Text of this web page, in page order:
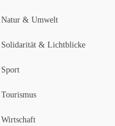
Natur & Umwelt
Solidarität & Lichtblicke
Sport
Tourismus
Wirtschaft